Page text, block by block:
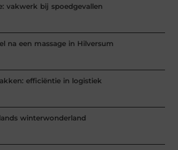
vakwerk bij spoedgevallen
na een massage in Hilversum
efficiëntie in logistiek
winterwonderland